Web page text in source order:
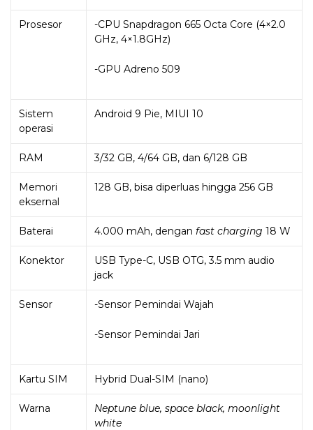
Prosesor
-CPU Snapdragon 665 Octa Core (4×2.0
GHz, 4×1.8GHz)
-GPU Adreno 509
Sistem
operasi
Android 9 Pie, MIUI 10
RAM 3/32 GB, 4/64 GB, dan 6/128 GB
Memori
eksernal
128 GB, bisa diperluas hingga 256 GB
Baterai 4.000 mAh, dengan fast charging 18 W
Konektor
USB Type-C, USB OTG, 3.5 mm audio
jack
Sensor -Sensor Pemindai Wajah
-Sensor Pemindai Jari
Kartu SIM Hybrid Dual-SIM (nano)
Warna
Neptune blue, space black, moonlight
white